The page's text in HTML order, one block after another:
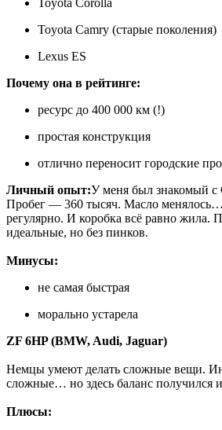
Toyota Corolla
Toyota Camry (старые поколения)
Lexus ES
Почему она в рейтинге:
ресурс до 400 000 км (!)
простая конструкция
отлично переносит городские
Личный опыт:У меня был знакомый с
Пробег — 360 тысяч. Масло
регулярно. И коробка всё равно жила.
идеальные, но без пинков.
Минусы:
не самая быстрая
морально устарела
ZF 6HP (BMW, Audi, Jaguar)
Немцы умеют делать сложные вещи.
сложные… но здесь баланс получился
Плюсы: